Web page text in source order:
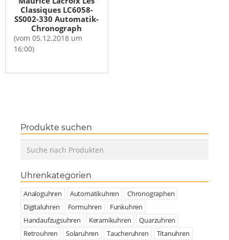
Classiques LC6058-
SS002-330 Automatik-
Chronograph
(vom 05.12.2018 um
16:00)
Produkte suchen
Uhrenkategorien
Analoguhren Automatikuhren
Chronographen
Digitaluhren
Formuhren
Funkuhren
Handaufzugsuhren
Keramikuhren
Quarzuhren
Retrouhren
Solaruhren Taucheruhren
Titanuhren